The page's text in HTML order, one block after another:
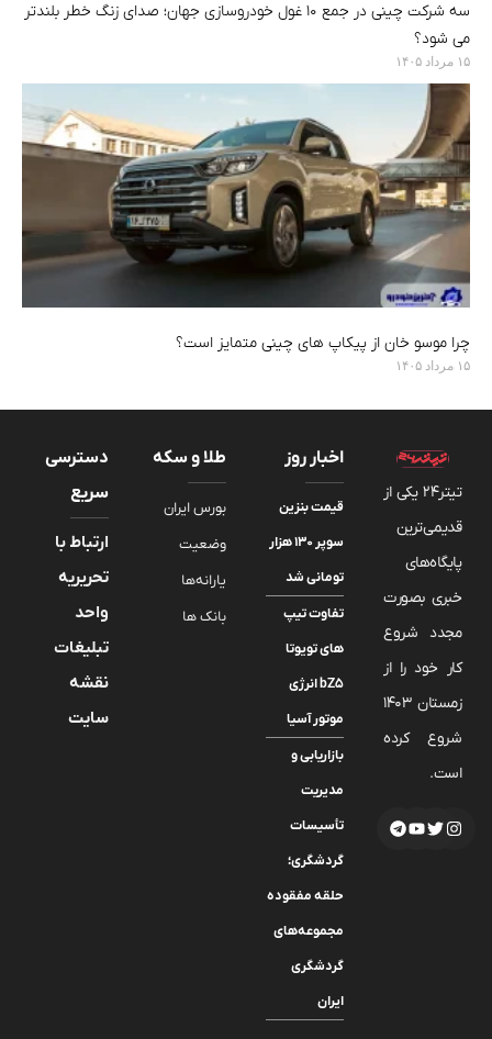
سه شرکت چینی در جمع ۱۰ غول خودروسازی جهان؛ صدای زنگ خطر بلندتر
می شود؟
۱۵ مرداد ۱۴۰۵
چرا موسو خان از پیکاپ های چینی متمایز است؟
۱۵ مرداد ۱۴۰۵
تیتر24 یکی از
قدیمی‌ترین
پایگاه‌های
خبری بصورت
مجدد شروع
کار خود را از
زمستان 1403
شروع کرده
است.
اخبار روز
قیمت بنزین
سوپر ۱۳۰ هزار
تومانی شد
تفاوت تیپ
های تویوتا
bZ5 انرژی
موتور آسیا
بازاریابی و
مدیریت
تأسیسات
گردشگری؛
حلقه مفقوده
مجموعه‌های
گردشگری
ایران
طلا و سکه
بورس ایران
وضعیت
یارانه‌ها
بانک ها
دسترسی
سریع
ارتباط با
تحریریه
واحد
تبلیغات
نقشه
سایت